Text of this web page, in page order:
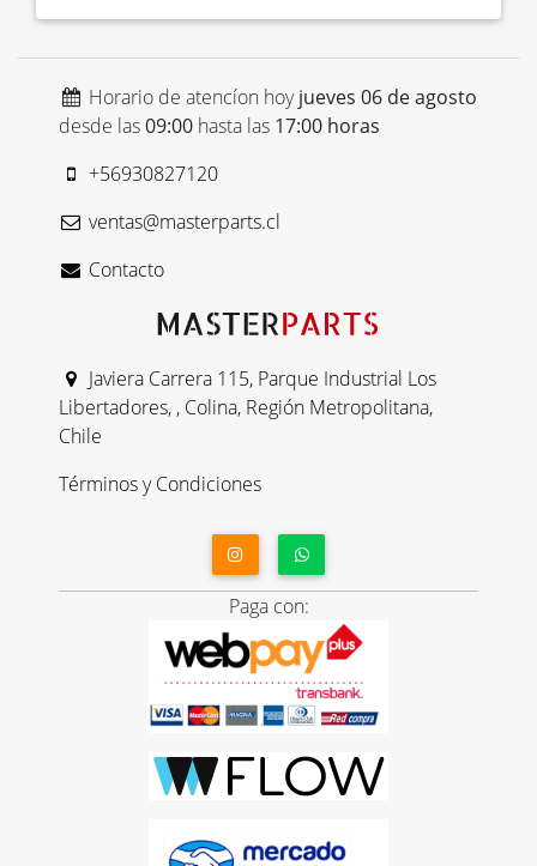
Horario de atencíon hoyjueves 06 de agosto
desde las09:00 hasta las 17:00 horas
+56930827120
ventas@masterparts.cl
Contacto
Javiera Carrera 115, Parque Industrial Los
Libertadores, , Colina, Región Metropolitana,
Chile
Términos y Condiciones
Paga con: